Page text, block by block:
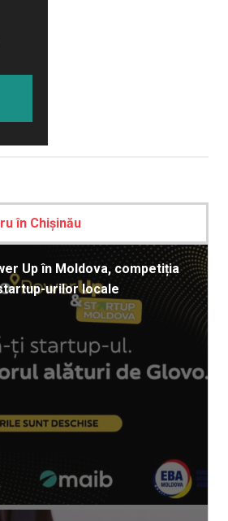
în Chișinău
Up în Moldova, competiția
urilor locale